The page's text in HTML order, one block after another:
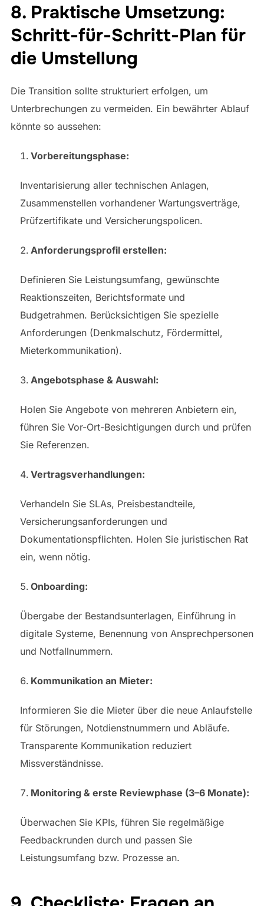
8. Praktische Umsetzung:
Schritt-für-Schritt-Plan für
die Umstellung
Die Transition sollte strukturiert erfolgen, um
Unterbrechungen zu vermeiden. Ein bewährter Ablauf
könnte so aussehen:
Vorbereitungsphase:
Inventarisierung aller technischen Anlagen,
Zusammenstellen vorhandener Wartungsverträge,
Prüfzertifikate und Versicherungspolicen.
Anforderungsprofil erstellen:
Definieren Sie Leistungsumfang, gewünschte
Reaktionszeiten, Berichtsformate und
Budgetrahmen. Berücksichtigen Sie spezielle
Anforderungen (Denkmalschutz, Fördermittel,
Mieterkommunikation).
Angebotsphase & Auswahl:
Holen Sie Angebote von mehreren Anbietern ein,
führen Sie Vor-Ort-Besichtigungen durch und prüfen
Sie Referenzen.
Vertragsverhandlungen:
Verhandeln Sie SLAs, Preisbestandteile,
Versicherungsanforderungen und
Dokumentationspflichten. Holen Sie juristischen Rat
ein, wenn nötig.
Onboarding:
Übergabe der Bestandsunterlagen, Einführung in
digitale Systeme, Benennung von Ansprechpersonen
und Notfallnummern.
Kommunikation an Mieter:
Informieren Sie die Mieter über die neue Anlaufstelle
für Störungen, Notdienstnummern und Abläufe.
Transparente Kommunikation reduziert
Missverständnisse.
Monitoring & erste Reviewphase (3–6 Monate):
Überwachen Sie KPIs, führen Sie regelmäßige
Feedbackrunden durch und passen Sie
Leistungsumfang bzw. Prozesse an.